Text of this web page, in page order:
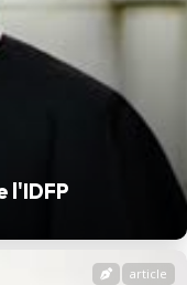
l'IDFP
article